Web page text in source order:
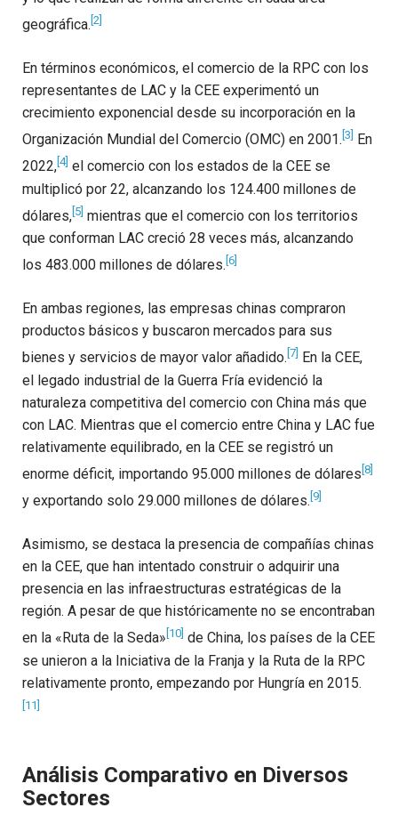
geográfica. [2]
En términos económicos, el comercio de la RPC con los
representantes de LAC y la CEE experimentó un
crecimiento exponencial desde su incorporación en la
Organización Mundial del Comercio (OMC) en 2001. [3]
En
2022, [4] el comercio con los estados de la CEE se
multiplicó por 22, alcanzando los 124.400 millones de
dólares,[5] mientras que el comercio con los territorios
que conforman LAC creció 28 veces más, alcanzando
los 483.000 millones de dólares. [6]
En ambas regiones, las empresas chinas compraron
productos básicos y buscaron mercados para sus
bienes y servicios de mayor valor añadido. [7]
En la CEE,
el legado industrial de la Guerra Fría evidenció la
naturaleza competitiva del comercio con China más que
con LAC. Mientras que el comercio entre China y LAC fue
relativamente equilibrado, en la CEE se registró un
enorme déficit, importando 95.000 millones de dólares [8]
y exportando solo 29.000 millones de dólares. [9]
Asimismo, se destaca la presencia de compañías chinas
en la CEE, que han intentado construir o adquirir una
presencia en las infraestructuras estratégicas de la
región. A pesar de que históricamente no se encontraban
en la «Ruta de la Seda» [10] de China, los países de la CEE
se unieron a la Iniciativa de la Franja y la Ruta de la RPC
relativamente pronto, empezando por Hungría en 2015.
[11]
Análisis Comparativo en Diversos
Sectores